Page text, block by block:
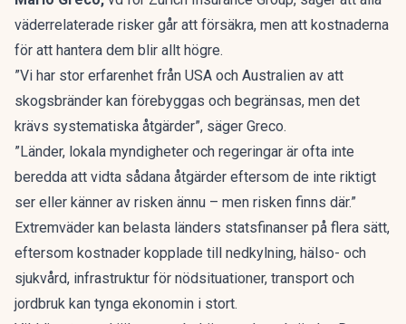
väderrelaterade risker går att försäkra, men att kostnaderna
för att hantera dem blir allt högre.
”Vi har stor erfarenhet från USA och Australien av att
skogsbränder kan förebyggas och begränsas, men det
krävs systematiska åtgärder”, säger Greco.
”Länder, lokala myndigheter och regeringar är ofta inte
beredda att vidta sådana åtgärder eftersom de inte riktigt
ser eller känner av risken ännu – men risken finns där.”
Extremväder kan belasta länders statsfinanser på flera sätt,
eftersom kostnader kopplade till nedkylning, hälso- och
sjukvård, infrastruktur för nödsituationer, transport och
jordbruk kan tynga ekonomin i stort.